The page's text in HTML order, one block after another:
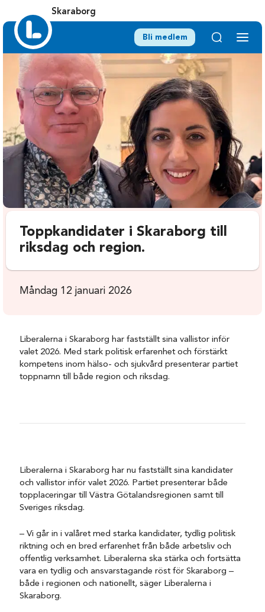
Skaraborg
Bli medlem
Toppkandidater i Skaraborg till
riksdag och region.
Måndag 12 januari 2026
Liberalerna i Skaraborg har fastställt sina vallistor inför
valet 2026. Med stark politisk erfarenhet och förstärkt
kompetens inom hälso- och sjukvård presenterar partiet
toppnamn till både region och riksdag.
Liberalerna i Skaraborg har nu fastställt sina kandidater
och vallistor inför valet 2026. Partiet presenterar både
topplaceringar till Västra Götalandsregionen samt till
Sveriges riksdag.
– Vi går in i valåret med starka kandidater, tydlig politisk
riktning och en bred erfarenhet från både arbetsliv och
offentlig verksamhet. Liberalerna ska stärka och fortsätta
vara en tydlig och ansvarstagande röst för Skaraborg –
både i regionen och nationellt, säger Liberalerna i
Skaraborg.